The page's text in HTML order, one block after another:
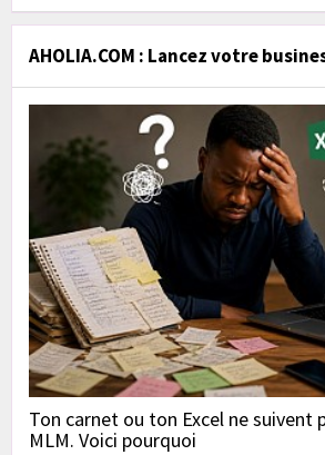
AHOLIA.COM : Lancez votre
Ton carnet ou ton Excel ne suivent
MLM. Voici pourquoi